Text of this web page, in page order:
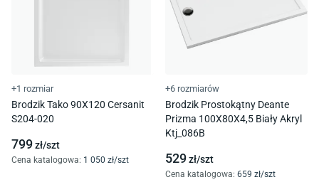
+1 rozmiar
Brodzik Tako 90X120 Cersanit
S204-020
799zł/szt
Cena katalogowa: 1 050 zł/szt
+6 rozmiarów
Brodzik Prostokątny Deante
Prizma 100X80X4,5 Biały Akryl
Ktj_086B
529zł/szt
Cena katalogowa: 659 zł/szt